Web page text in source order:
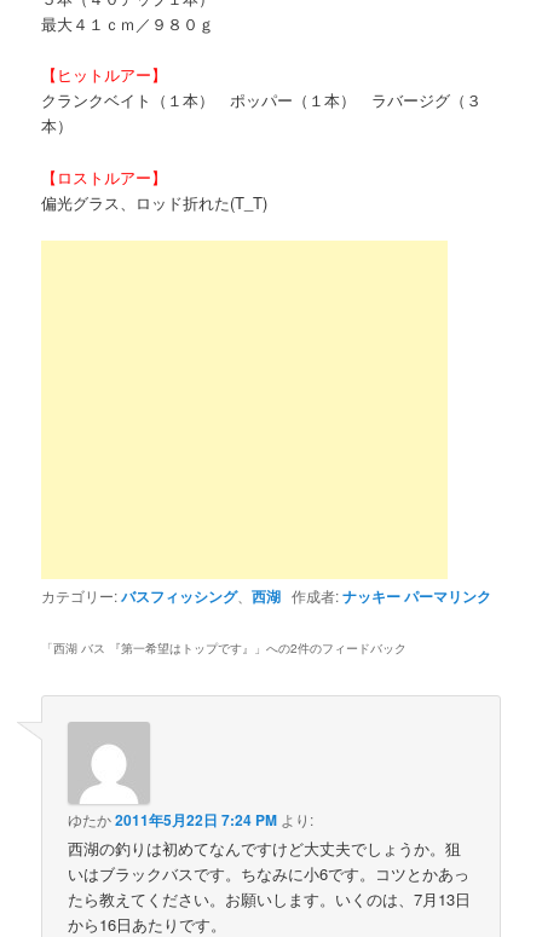
最大４１ｃｍ／９８０ｇ
【ヒットルアー】
クランクベイト（１本） ポッパー（１本） ラバージグ（３
本）
【ロストルアー】
偏光グラス、ロッド折れた(T_T)
カテゴリー:バスフィッシング、西湖 作成者:ナッキーパーマリンク
「西湖 バス 『第一希望はトップです』 」への2件のフィードバック
ゆたか2011年5月22日 7:24 PM より:
西湖の釣りは初めてなんですけど大丈夫でしょうか。狙
いはブラックバスです。ちなみに小6です。コツとかあっ
たら教えてください。お願いします。いくのは、7月13日
から16日あたりです。